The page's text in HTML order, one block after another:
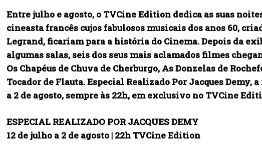
Entre julho e agosto, o TVCine Edition dedica as suas
cineasta francês cujos fabulosos musicais dos anos 60,
Legrand, ficariam para a história do Cinema. Depois da
algumas salas, seis dos seus mais aclamados filmes
Os Chapéus de Chuva de Cherburgo, As Donzelas de
Tocador de Flauta. Especial Realizado Por Jacques Demy,
a 2 de agosto, sempre às 22h, em exclusivo no TVCine
ESPECIAL REALIZADO POR JACQUES DEMY
12 de julho a 2 de agosto | 22h TVCine Edition